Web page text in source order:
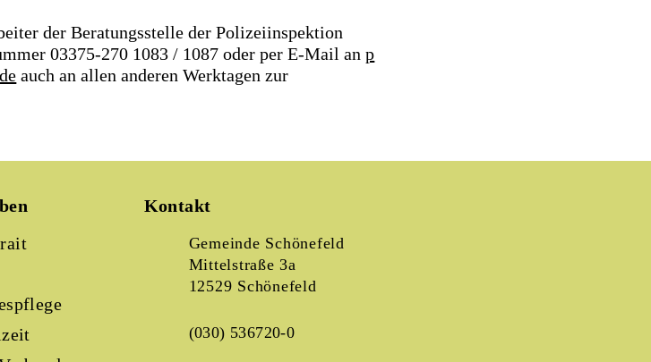
der Beratungsstelle der Polizeiinspektion
03375-270 1083 / 1087 oder per E-Mail anp
auch an allen anderen Werktagen zur
Kontakt
Gemeinde Schönefeld
Mittelstraße 3a
12529 Schönefeld
(030) 536720-0